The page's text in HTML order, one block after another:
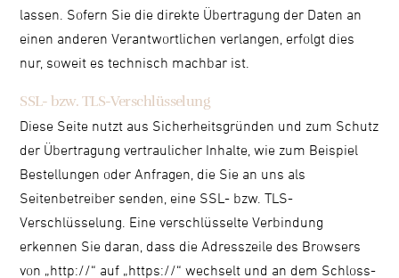
lassen. Sofern Sie die direkte Übertragung der Daten an
einen anderen Verantwortlichen verlangen, erfolgt dies
nur, soweit es technisch machbar ist.
SSL- bzw. TLS-Verschlüsselung
Diese Seite nutzt aus Sicherheitsgründen und zum Schutz
der Übertragung vertraulicher Inhalte, wie zum Beispiel
Bestellungen oder Anfragen, die Sie an uns als
Seitenbetreiber senden, eine SSL- bzw. TLS-
Verschlüsselung. Eine verschlüsselte Verbindung
erkennen Sie daran, dass die Adresszeile des Browsers
von „http://“ auf „https://“ wechselt und an dem Schloss-